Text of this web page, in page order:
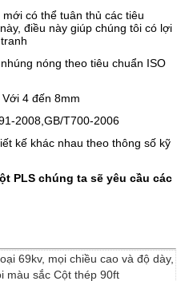
có thể tuân thủ các tiêu
điều này giúp chúng tôi có lợi
nóng theo tiêu chuẩn ISO
4 đến 8mm
2008,GB/T700-2006
kế khác nhau theo thông số kỹ
PLS chúng ta sẽ yêu cầu các
69kv, mọi chiều cao và độ dày,
màu sắc Cột thép 90ft